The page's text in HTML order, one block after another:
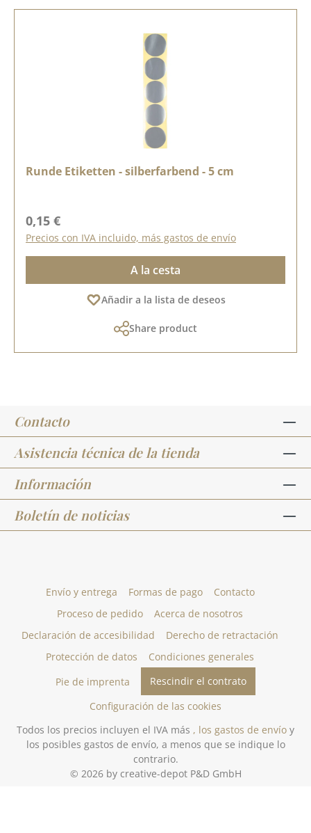
Runde Etiketten - silberfarbend - 5 cm
Precio normal:
0,15 €
Precios con IVA incluido, más gastos de envío
A la cesta
Añadir a la lista de deseos
Share product
Contacto
Asistencia técnica de la tienda
Información
Boletín de noticias
Envío y entrega Formas de pago
Contacto
Proceso de pedido
Acerca de nosotros
Declaración de accesibilidad
Derecho de retractación
Protección de datos
Condiciones generales
Pie de imprenta
Rescindir el contrato
Configuración de las cookies
Todos los precios incluyen el IVA más , los gastos de envío y
los posibles gastos de envío, a menos que se indique lo
contrario.
© 2026 by creative-depot P&D GmbH